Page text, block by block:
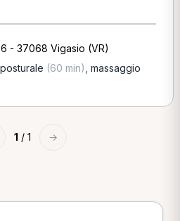
- 37068 Vigasio (VR)
(60 min) massaggio
1 / 1 →